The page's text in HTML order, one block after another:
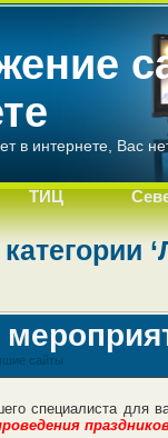
в интернете, Вас
ТИЦ
сайты
специалиста для